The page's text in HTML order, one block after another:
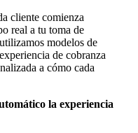
cliente comienza
real a tu toma de
modelos de
de cobranza
a cómo cada
la experiencia